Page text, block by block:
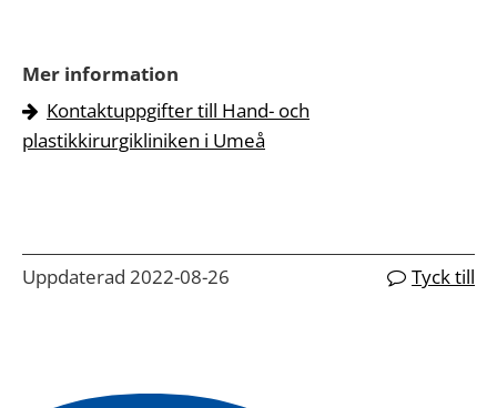
Mer information
Kontaktuppgifter till Hand- och
plastikkirurgikliniken i Umeå
Uppdaterad 2022-08-26 Tyck till